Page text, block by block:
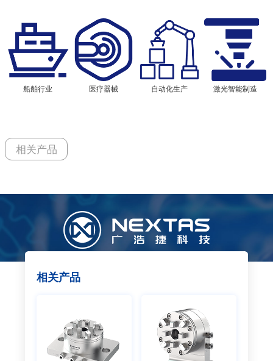
船舶行业 医疗器械 自动化生产 激光智能制造
相关产品
相关产品